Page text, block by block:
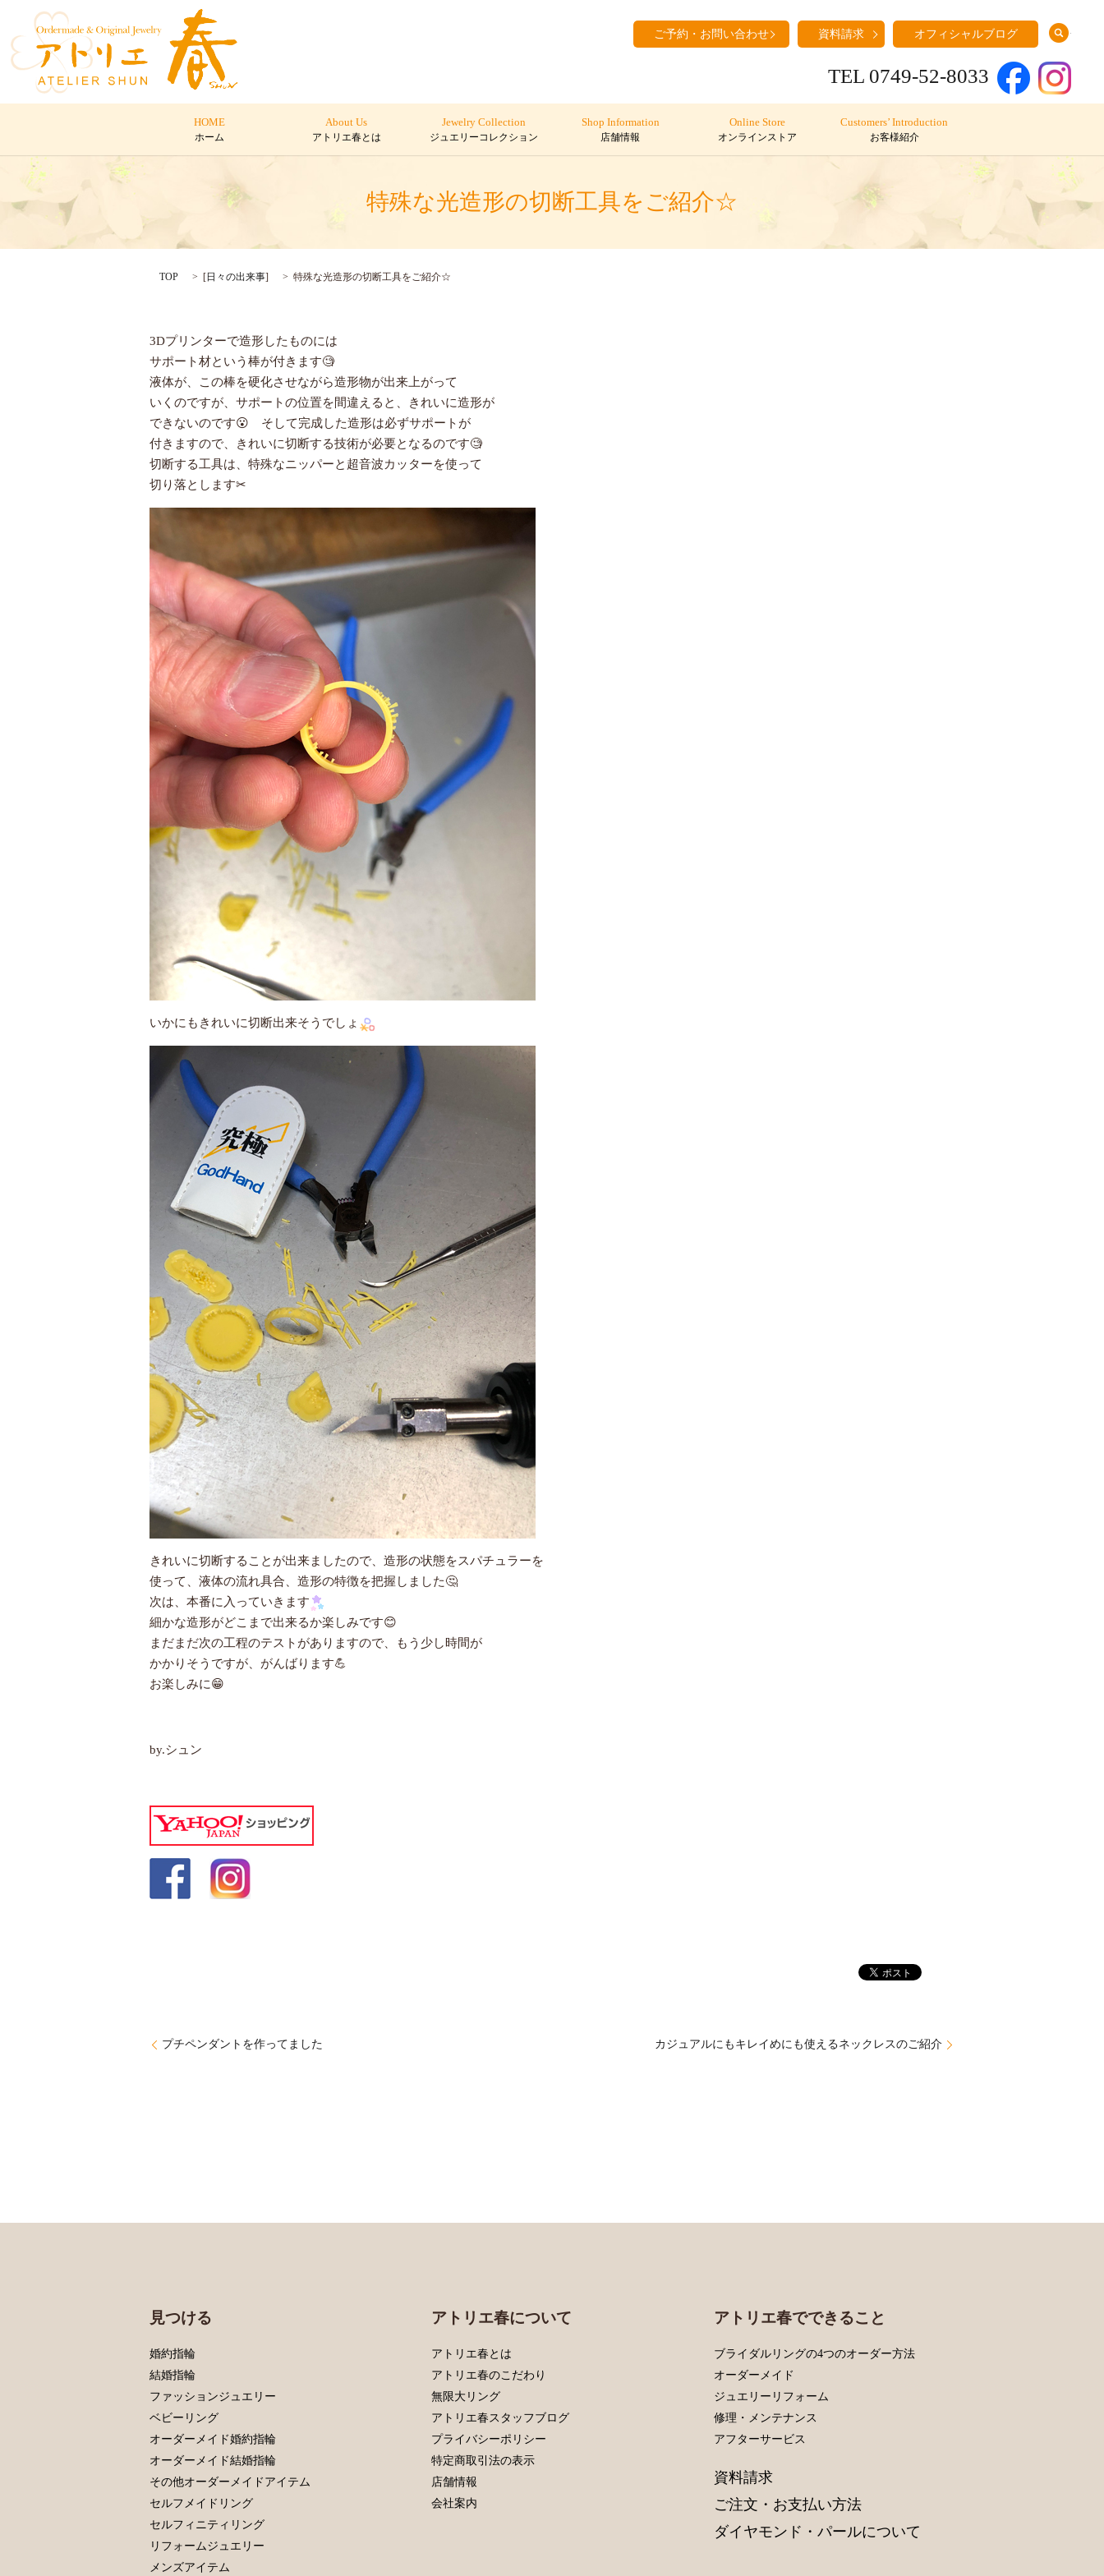
ご予約・お問い合わせ 資料請求 オフィシャルブログ
TEL 0749-52-8033
HOME
ホーム
About Us
アトリエ春とは
Jewelry Collection
ジュエリーコレクション
Shop Information
店舗情報
Online Store
オンラインストア
Customers’ Introduction
お客様紹介
特殊な光造形の切断工具をご紹介☆
TOP [日々の出来事] 特殊な光造形の切断工具をご紹介☆
3Dプリンターで造形したものには
サポート材という棒が付きます🧐
液体が、この棒を硬化させながら造形物が出来上がって
いくのですが、サポートの位置を間違えると、きれいに造形が
できないのです😮 そして完成した造形は必ずサポートが
付きますので、きれいに切断する技術が必要となるのです🧐
切断する工具は、特殊なニッパーと超音波カッターを使って
切り落とします✂
いかにもきれいに切断出来そうでしょ
きれいに切断することが出来ましたので、造形の状態をスパチュラーを
使って、液体の流れ具合、造形の特徴を把握しました🤔
次は、本番に入っていきます
細かな造形がどこまで出来るか楽しみです😊
まだまだ次の工程のテストがありますので、もう少し時間が
かかりそうですが、がんばります💪
お楽しみに😁
by.シュン
プチペンダントを作ってました カジュアルにもキレイめにも使えるネックレスのご紹介
見つける
婚約指輪
結婚指輪
ファッションジュエリー
ベビーリング
オーダーメイド婚約指輪
オーダーメイド結婚指輪
その他オーダーメイドアイテム
セルフメイドリング
セルフィニティリング
リフォームジュエリー
メンズアイテム
アトリエ春について
アトリエ春とは
アトリエ春のこだわり
無限大リング
アトリエ春スタッフブログ
プライバシーポリシー
特定商取引法の表示
店舗情報
会社案内
アトリエ春でできること
ブライダルリングの4つのオーダー方法
オーダーメイド
ジュエリーリフォーム
修理・メンテナンス
アフターサービス
資料請求
ご注文・お支払い方法
ダイヤモンド・パールについて